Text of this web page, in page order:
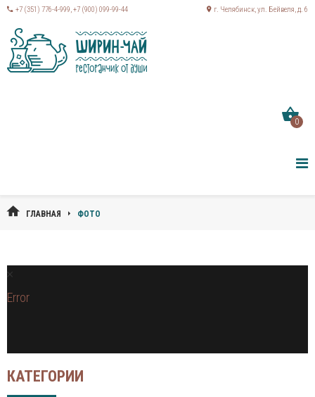
+7 (351) 776-4-999,+7 (900) 099-99-44 г. Челябинск, ул. Бейвеля, д. 6
0
ГЛАВНАЯ ФОТО
Error
КАТЕГОРИИ